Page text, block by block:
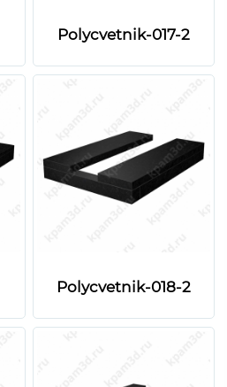
Polycvetnik-017-2
Polycvetnik-018-2